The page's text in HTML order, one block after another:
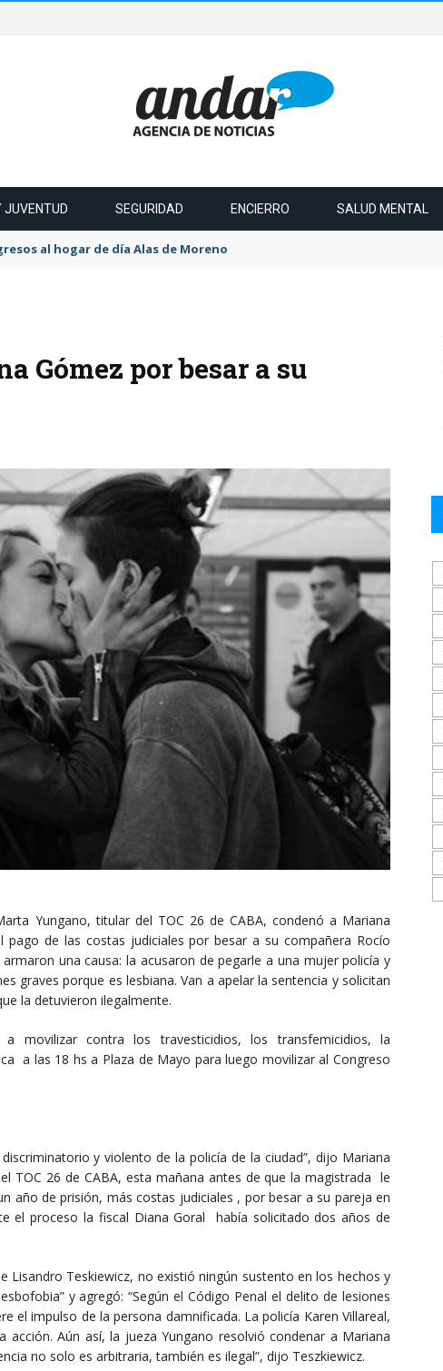
JUVENTUD SEGURIDAD ENCIERRO SALUD MENTAL
al hogar de día Alas de Moreno
Gómez por besar a su
Yungano, titular del TOC 26 de CABA, condenó a Mariana
de las costas judiciales por besar a su compañera Rocío
una causa: la acusaron de pegarle a una mujer policía y
graves porque es lesbiana. Van a apelar la sentencia y solicitan
la detuvieron ilegalmente.
movilizar contra los travesticidios, los transfemicidios, la
a las 18 hs a Plaza de Mayo para luego movilizar al Congreso
y violento de la policía de la ciudad”, dijo Mariana
TOC 26 de CABA, esta mañana antes de que la magistrada le
año de prisión, más costas judiciales , por besar a su pareja en
el proceso la fiscal Diana Goral había solicitado dos años de
Lisandro Teskiewicz, no existió ningún sustento en los hechos y
y agregó: “Según el Código Penal el delito de lesiones
el impulso de la persona damnificada. La policía Karen Villareal,
acción. Aún así, la jueza Yungano resolvió condenar a Mariana
no solo es arbitraria, también es ilegal”, dijo Teszkiewicz.